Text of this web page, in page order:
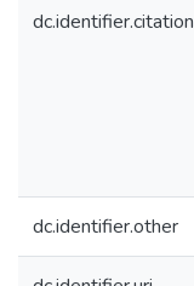
dc.identifier.citation
dc.identifier.other